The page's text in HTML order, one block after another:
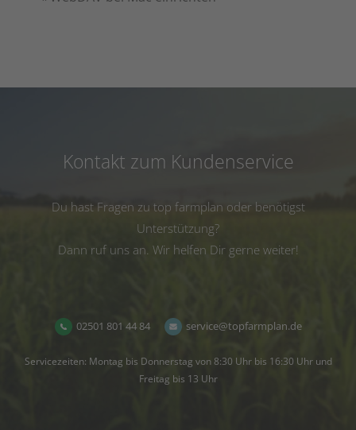
Kontakt zum Kundenservice
Du hast Fragen zu top farmplan oder benötigst
Unterstützung?
Dann ruf uns an. Wir helfen Dir gerne weiter!
02501 801 44 84 service@topfarmplan.de
Servicezeiten: Montag bis Donnerstag von 8:30 Uhr bis 16:30 Uhr und
Freitag bis 13 Uhr